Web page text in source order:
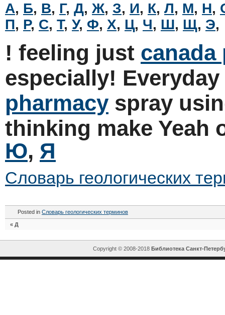
А, Б, В, Г, Д, Ж, З, И, К, Л, М, Н,
П, Р, С, Т, У, Ф, Х, Ц, Ч, Ш, Щ, Э,
! feeling just canada
especially! Everyday
pharmacy spray
thinking make Yeah
Ю, Я
Словарь геологических
Posted in Словарь геологических терминов
« Д
Copyright © 2008-2018 Библиотека Санкт-